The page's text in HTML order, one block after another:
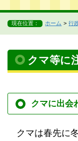
現在位置： ホーム 行
クマ等に
クマに出会
クマは春先に